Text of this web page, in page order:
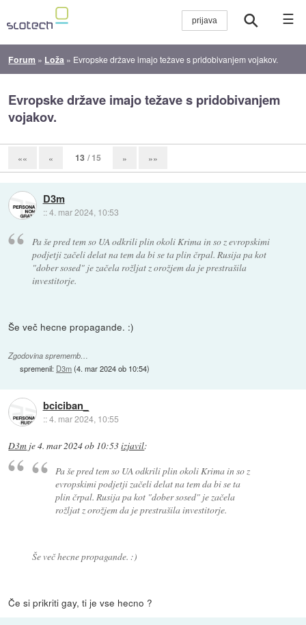
☰
Forum » Loža » Evropske države imajo težave s pridobivanjem vojakov.
Evropske države imajo težave s pridobivanjem
vojakov.
«« « 13 / 15 » »»
D3m
::4. mar 2024, 10:53
Pa še pred tem so UA odkrili plin okoli Krima in so z evropskimi
podjetji začeli delat na tem da bi se ta plin črpal. Rusija pa kot
"dober sosed" je začela rožljat z orožjem da je prestrašila
investitorje.
Še več hecne propagande. :)
Zgodovina sprememb…
spremenil: D3m(4. mar 2024 ob 10:54)
bciciban_
::4. mar 2024, 10:55
D3m je4. mar 2024 ob 10:53izjavil:
Pa še pred tem so UA odkrili plin okoli Krima in so z
evropskimi podjetji začeli delat na tem da bi se ta
plin črpal. Rusija pa kot "dober sosed" je začela
rožljat z orožjem da je prestrašila investitorje.
Še več hecne propagande. :)
Če si prikriti gay, ti je vse hecno ?